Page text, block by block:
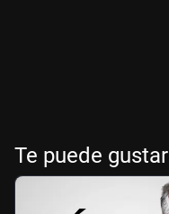
Te puede gustar